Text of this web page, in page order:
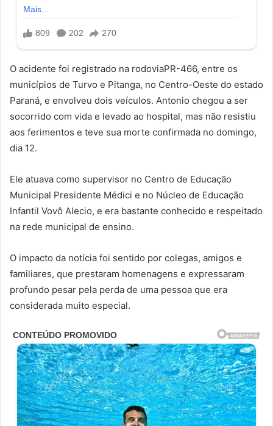
O acidente foi registrado na rodoviaPR-466, entre os
municípios de Turvo e Pitanga, no Centro-Oeste do estado
Paraná, e envolveu dois veículos. Antonio chegou a ser
socorrido com vida e levado ao hospital, mas não resistiu
aos ferimentos e teve sua morte confirmada no domingo,
dia 12.
Ele atuava como supervisor no Centro de Educação
Municipal Presidente Médici e no Núcleo de Educação
Infantil Vovô Alecio, e era bastante conhecido e respeitado
na rede municipal de ensino.
O impacto da notícia foi sentido por colegas, amigos e
familiares, que prestaram homenagens e expressaram
profundo pesar pela perda de uma pessoa que era
considerada muito especial.